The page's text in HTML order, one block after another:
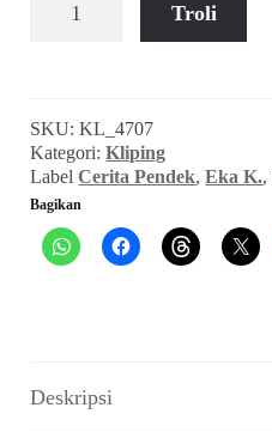
Pelita
di
Hatinya
(Varia,
Februari
Troli
SKU:KL_4707
Kategori:Kliping
LabelCerita Pendek,Eka K.,
Bagikan
Deskripsi